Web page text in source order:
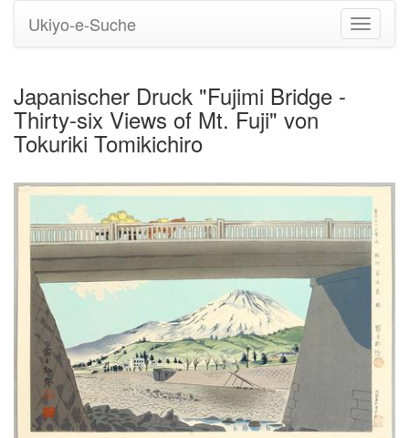
Ukiyo-e-Suche
Japanischer Druck "Fujimi Bridge -
Thirty-six Views of Mt. Fuji" von
Tokuriki Tomikichiro